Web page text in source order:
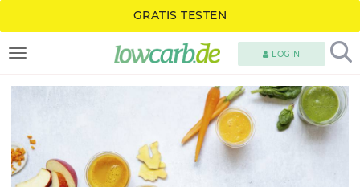
GRATIS TESTEN
TOGGLE NAVIGATION LOGIN